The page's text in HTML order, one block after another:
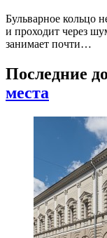
Бульварное кольцо
и проходит через
занимает почти…
Последние
места